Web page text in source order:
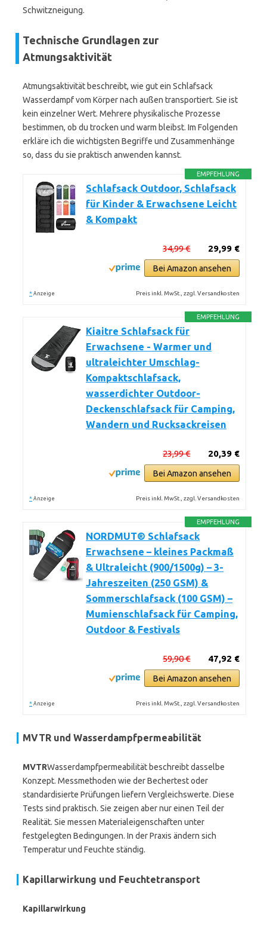
Schwitzneigung.
Technische Grundlagen zur
Atmungsaktivität
Atmungsaktivität beschreibt, wie gut ein Schlafsack
Wasserdampf vom Körper nach außen transportiert. Sie ist
kein einzelner Wert. Mehrere physikalische Prozesse
bestimmen, ob du trocken und warm bleibst. Im Folgenden
erkläre ich die wichtigsten Begriffe und Zusammenhänge
so, dass du sie praktisch anwenden kannst.
EMPFEHLUNG
Schlafsack Outdoor, Schlafsack
für Kinder & Erwachsene Leicht
& Kompakt
29,99 €
34,99 €
Bei Amazon ansehen
* Anzeige Preis inkl. MwSt., zzgl. Versandkosten
EMPFEHLUNG
Kiaitre Schlafsack für
Erwachsene - Warmer und
ultraleichter Umschlag-
Kompaktschlafsack,
wasserdichter Outdoor-
Deckenschlafsack für Camping,
Wandern und Rucksackreisen
20,39 €
23,99 €
Bei Amazon ansehen
* Anzeige Preis inkl. MwSt., zzgl. Versandkosten
EMPFEHLUNG
NORDMUT® Schlafsack
Erwachsene – kleines Packmaß
& Ultraleicht (900/1500g) – 3-
Jahreszeiten (250 GSM) &
Sommerschlafsack (100 GSM) –
Mumienschlafsack für Camping,
Outdoor & Festivals
47,92 €
59,90 €
Bei Amazon ansehen
* Anzeige Preis inkl. MwSt., zzgl. Versandkosten
MVTR und Wasserdampfpermeabilität
MVTRWasserdampfpermeabilität beschreibt dasselbe
Konzept. Messmethoden wie der Bechertest oder
standardisierte Prüfungen liefern Vergleichswerte. Diese
Tests sind praktisch. Sie zeigen aber nur einen Teil der
Realität. Sie messen Materialeigenschaften unter
festgelegten Bedingungen. In der Praxis ändern sich
Temperatur und Feuchte ständig.
Kapillarwirkung und Feuchtetransport
Kapillarwirkung